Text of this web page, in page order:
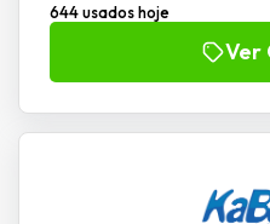
644 usados hoje
Ver